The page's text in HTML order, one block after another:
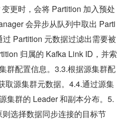
更时，会将 Partition 加入预处
会异步从队列中取出 Parti
Partition 元数据过滤出需要被
归属的 Kafka Link ID，并索
群配置信息。3.3.根据源集群配
取源集群元数据。4.4.通过源集
集群的 Leader 和副本分布。5.
选择数据同步连接的目标节